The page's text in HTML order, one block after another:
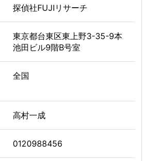
探偵社FUJIリサーチ
東京都台東区東上野3-35-9本
池田ビル9階B号室
全国
高村一成
0120988456